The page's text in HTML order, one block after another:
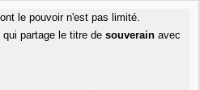
le pouvoir n'est pas limité.
qui partage le titre de souverain avec